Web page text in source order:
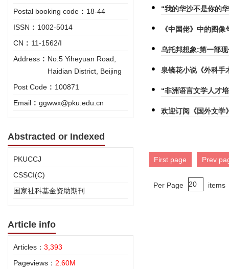
Postal booking code : 18-44
ISSN : 1002-5014
CN : 11-1562/I
Address : No.5 Yiheyuan Road,
Haidian District, Beijing
Post Code : 100871
Email : ggwwx@pku.edu.cn
Abstracted or Indexed
PKUCCJ
CSSCI(C)
国家社科基金资助期刊
Article info
Articles： 3,393
Pageviews： 2.60M
“我的华沙不是你的
《中国佬》中的图
乌托邦想象:第一部
泉镜花小说《外科手
“非洲语言文学人才
欢迎订阅《国外文学
First page Prev
Per Page items